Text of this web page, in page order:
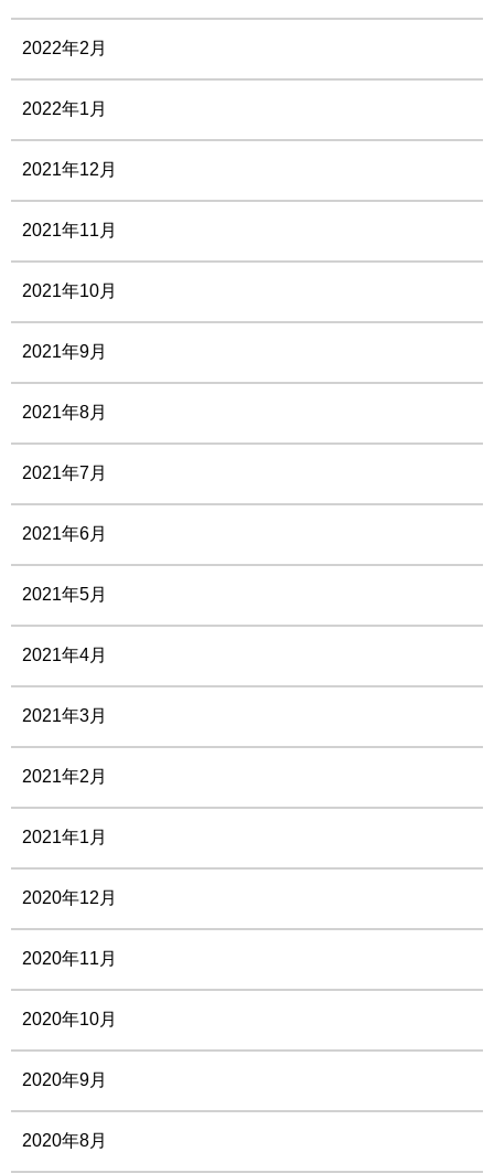
2022年2月
2022年1月
2021年12月
2021年11月
2021年10月
2021年9月
2021年8月
2021年7月
2021年6月
2021年5月
2021年4月
2021年3月
2021年2月
2021年1月
2020年12月
2020年11月
2020年10月
2020年9月
2020年8月